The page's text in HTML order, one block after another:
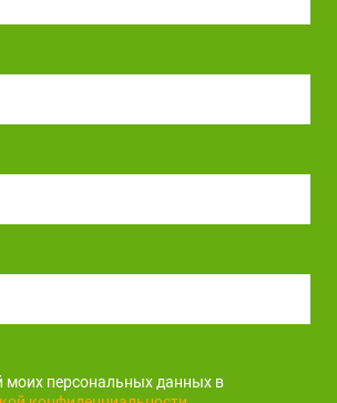
моих персональных данных в